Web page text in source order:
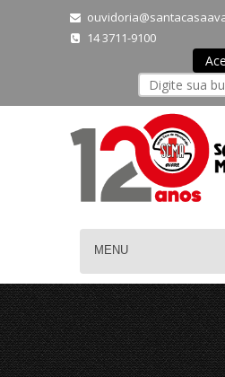
14 3711-9100
MENU